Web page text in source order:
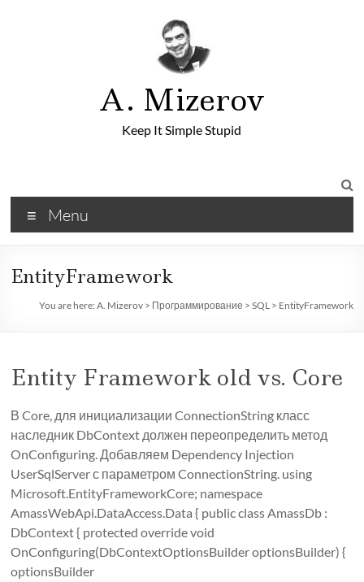
A. Mizerov
Keep It Simple Stupid
Menu
EntityFramework
You are here: A. Mizerov> Программирование > SQL> EntityFramework
Entity Framework old vs. Core
В Core, для инициализации ConnectionString класс
наследник DbContext должен переопределить метод
OnConfiguring. Добавляем Dependency Injection
UserSqlServer с параметром ConnectionString. using
Microsoft.EntityFrameworkCore; namespace
AmassWebApi.DataAccess.Data { public class AmassDb :
DbContext { protected override void
OnConfiguring(DbContextOptionsBuilder optionsBuilder) {
optionsBuilder